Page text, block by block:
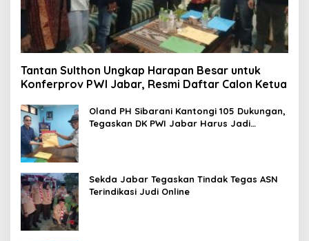
Tantan Sulthon Ungkap Harapan Besar untuk
Konferprov PWI Jabar, Resmi Daftar Calon Ketua
Oland PH Sibarani Kantongi 105 Dukungan,
Tegaskan DK PWI Jabar Harus Jadi
Sekda Jabar Tegaskan Tindak Tegas ASN
Terindikasi Judi Online